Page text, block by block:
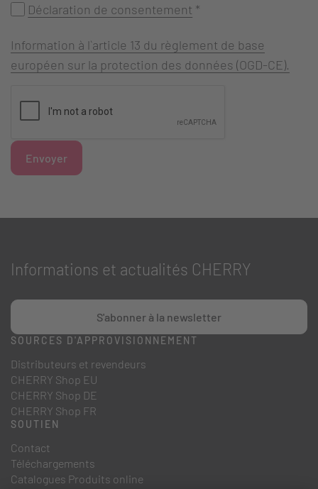
Déclaration de consentement *
Information à l`article 13 du règlement de base
européen sur la protection des données (OGD-CE).
Envoyer
Informations et actualités CHERRY
S'abonner à la newsletter
SOURCES D'APPROVISIONNEMENT
Distributeurs et revendeurs
CHERRY Shop EU
CHERRY Shop DE
CHERRY Shop FR
SOUTIEN
Contact
Téléchargements
Catalogues Produits online